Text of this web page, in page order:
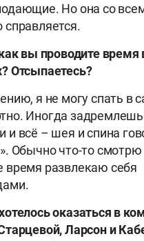
Но она со
справляется.
вы проводите время
Отсыпаетесь?
я не могу спать в
Иногда
и всё – шея и спина
Обычно что-то
время развлекаю себя
оказаться в
Ларсон и